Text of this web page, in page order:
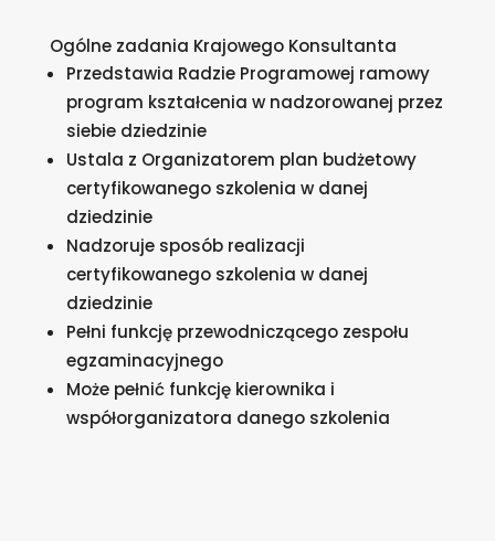
Ogólne zadania Krajowego Konsultanta
Przedstawia Radzie Programowej ramowy
program kształcenia w nadzorowanej przez
siebie dziedzinie
Ustala z Organizatorem plan budżetowy
certyfikowanego szkolenia w danej
dziedzinie
Nadzoruje sposób realizacji
certyfikowanego szkolenia w danej
dziedzinie
Pełni funkcję przewodniczącego zespołu
egzaminacyjnego
Może pełnić funkcję kierownika i
współorganizatora danego szkolenia